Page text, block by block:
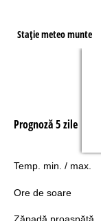
Staţie meteo munte
Prognoză 5 zile
Temp. min. / max.
Ore de soare
Zăpadă proaspătă